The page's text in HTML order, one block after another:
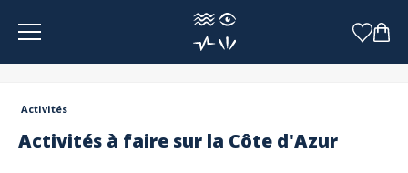
Panneau de gestion des cookies
Activités
Activités à faire sur la Côte d'Azur